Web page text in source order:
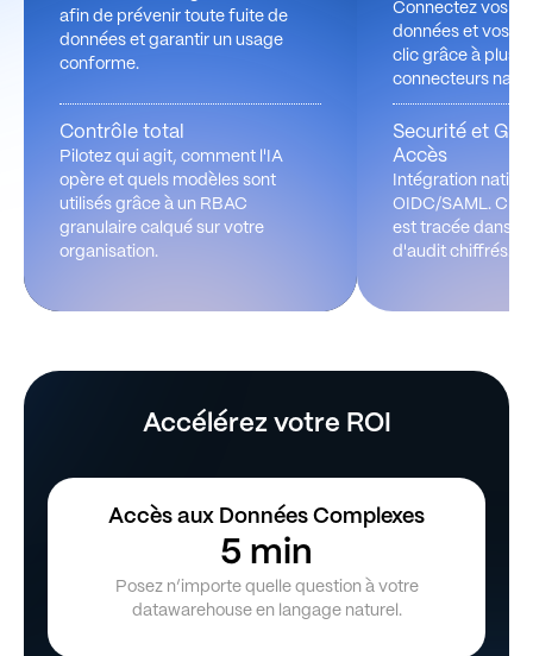
afin de prévenir toute fuite de
données et garantir un usage
conforme.
Contrôle total
Pilotez qui agit, comment l'IA
opère et quels modèles sont
utilisés grâce à un RBAC
granulaire calqué sur votre
organisation.
Connectez vos
données et vos
clic grâce à plus
connecteurs
Securité et
Accès
Intégration native
OIDC/SAML.
est tracée dans
d'audit chiffrés.
Accélérez votre ROI
Accès aux Données Complexes
5 min
Posez n’importe quelle question à votre
datawarehouse en langage naturel.